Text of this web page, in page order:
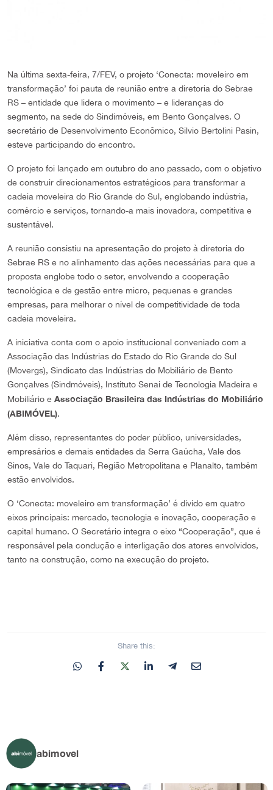
Na última sexta-feira, 7/FEV, o projeto ‘Conecta: moveleiro em
transformação’ foi pauta de reunião entre a diretoria do Sebrae
RS – entidade que lidera o movimento – e lideranças do
segmento, na sede do Sindimóveis, em Bento Gonçalves. O
secretário de Desenvolvimento Econômico, Silvio Bertolini Pasin,
esteve participando do encontro.
O projeto foi lançado em outubro do ano passado, com o objetivo
de construir direcionamentos estratégicos para transformar a
cadeia moveleira do Rio Grande do Sul, englobando indústria,
comércio e serviços, tornando-a mais inovadora, competitiva e
sustentável.
A reunião consistiu na apresentação do projeto à diretoria do
Sebrae RS e no alinhamento das ações necessárias para que a
proposta englobe todo o setor, envolvendo a cooperação
tecnológica e de gestão entre micro, pequenas e grandes
empresas, para melhorar o nível de competitividade de toda
cadeia moveleira.
A iniciativa conta com o apoio institucional conveniado com a
Associação das Indústrias do Estado do Rio Grande do Sul
(Movergs), Sindicato das Indústrias do Mobiliário de Bento
Gonçalves (Sindmóveis), Instituto Senai de Tecnologia Madeira e
Mobiliário e Associação Brasileira das Indústrias do Mobiliário
(ABIMÓVEL).
Além disso, representantes do poder público, universidades,
empresários e demais entidades da Serra Gaúcha, Vale dos
Sinos, Vale do Taquari, Região Metropolitana e Planalto, também
estão envolvidos.
O ‘Conecta: moveleiro em transformação’ é divido em quatro
eixos principais: mercado, tecnologia e inovação, cooperação e
capital humano. O Secretário integra o eixo “Cooperação”, que é
responsável pela condução e interligação dos atores envolvidos,
tanto na construção, como na execução do projeto.
Share this:
abimovel